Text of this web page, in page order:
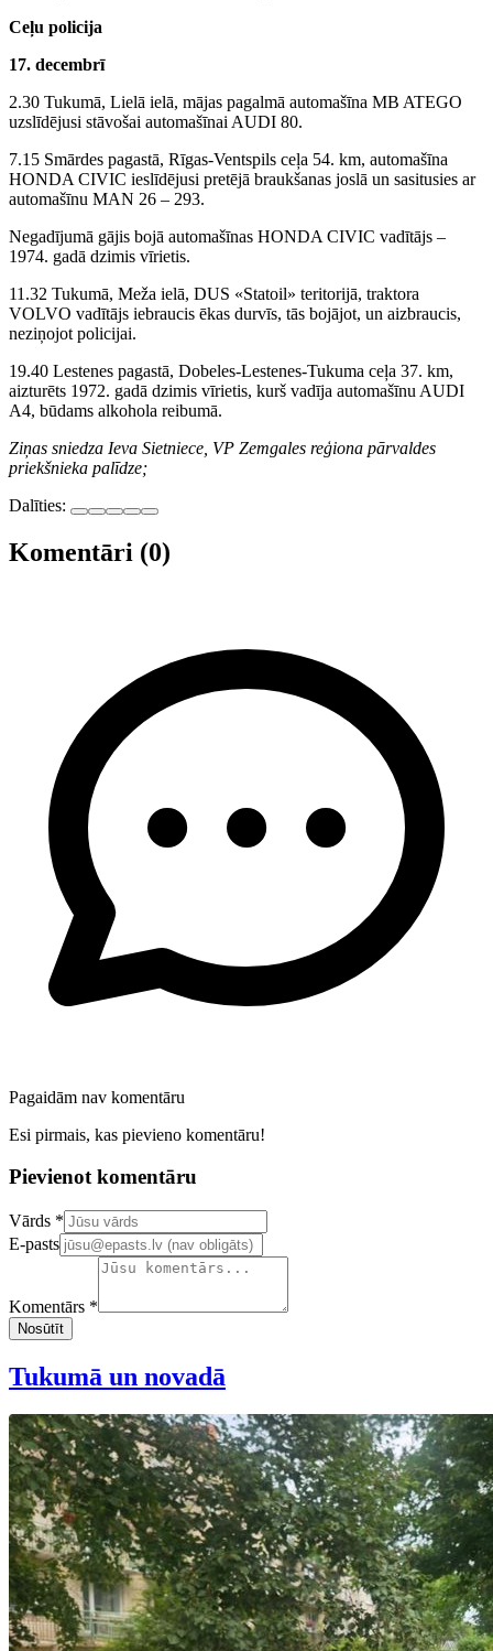
Ceļu policija
17. decembrī
2.30 Tukumā, Lielā ielā, mājas pagalmā automašīna MB ATEGO
uzslīdējusi stāvošai automašīnai AUDI 80.
7.15 Smārdes pagastā, Rīgas-Ventspils ceļa 54. km, automašīna
HONDA CIVIC ieslīdējusi pretējā braukšanas joslā un sasitusies ar
automašīnu MAN 26 – 293.
Negadījumā gājis bojā automašīnas HONDA CIVIC vadītājs –
1974. gadā dzimis vīrietis.
11.32 Tukumā, Meža ielā, DUS «Statoil» teritorijā, traktora
VOLVO vadītājs iebraucis ēkas durvīs, tās bojājot, un aizbraucis,
neziņojot policijai.
19.40 Lestenes pagastā, Dobeles-Lestenes-Tukuma ceļa 37. km,
aizturēts 1972. gadā dzimis vīrietis, kurš vadīja automašīnu AUDI
A4, būdams alkohola reibumā.
Ziņas sniedza Ieva Sietniece, VP Zemgales reģiona pārvaldes
priekšnieka palīdze;
Dalīties:
Komentāri (0)
Pagaidām nav komentāru
Esi pirmais, kas pievieno komentāru!
Pievienot komentāru
Confirm your email address
Vārds *
E-pasts
Komentārs *
Nosūtīt
Tukumā un novadā